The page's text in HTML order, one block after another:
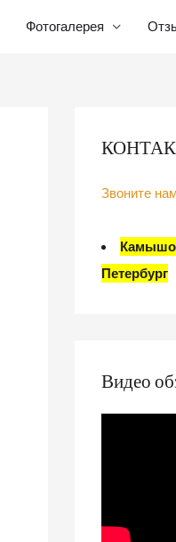
Фотогалерея
Звоните
Петербург
Видео